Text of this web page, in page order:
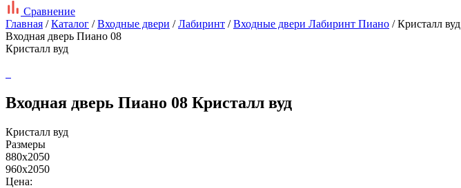
Сравнение
Главная /Каталог /Входные двери /Лабиринт /Входные двери Лабиринт Пиано / Кристалл вуд
Входная дверь Пиано 08
Кристалл вуд
Входная дверь Пиано 08 Кристалл вуд
Кристалл вуд
Размеры
880х2050
960х2050
Цена: